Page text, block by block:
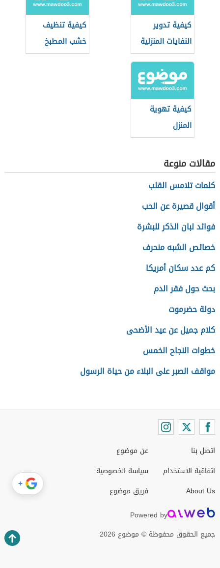
كيفية تدوير
النفايات المنزلية
كيفية تنظيف
خشب المطبخ
كيفية تهوية
المنزل
مقالات منوعة
كلمات تلامس القلب
أقوال قصيرة عن الحب
فوائد لبان الذكر للبشرة
خصائص الشبه منحرف
كم عدد سكان أمريكا
بحث حول فقر الدم
دولة حضرموت
كلام جميل عن عيد الأضحى
خطوات النجاح الخمس
مواقف الصبر على البلاء من حياة الرسول
اتصل بنا
اتفاقية الاستخدام
About Us
عن موضوع
سياسة الخصوصية
فريق موضوع
Powered by
جميع الحقوق محفوظة © موضوع 2026
+